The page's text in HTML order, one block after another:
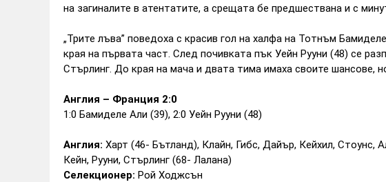
на загиналите в атентатите, а срещата бе предшествана и с
„Трите лъва” поведоха с красив гол на халфа на Тотнъм
края на първата част. След почивката пък Уейн Рууни (48) се
Стърлинг. До края на мача и двата тима имаха своите шансове,
Англия – Франция 2:0
1:0 Бамиделе Али (39), 2:0 Уейн Рууни (48)
Англия: Харт (46- Бътланд), Клайн, Гибс, Дайър, Кейхил, Стоунс,
Кейн, Рууни, Стърлинг (68- Лалана)
Селекционер: Рой Ходжсън